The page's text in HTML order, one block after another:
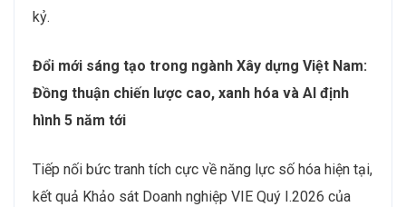
kỷ.
Đổi mới sáng tạo trong ngành Xây dựng Việt Nam:
Đồng thuận chiến lược cao, xanh hóa và AI định
hình 5 năm tới
Tiếp nối bức tranh tích cực về năng lực số hóa hiện tại,
kết quả Khảo sát Doanh nghiệp VIE Quý I.2026 của